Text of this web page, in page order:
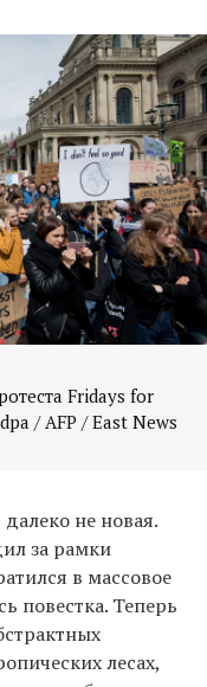
Fridays for
/ AFP / East News
не новая.
за рамки
в массовое
повестка. Теперь
лесах,